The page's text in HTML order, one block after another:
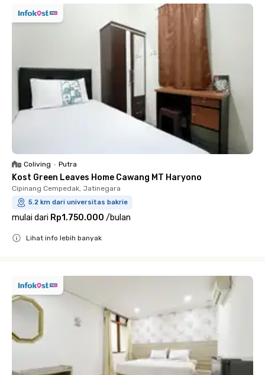
Coliving • Putra
Kost Green Leaves Home Cawang MT Haryono
Cipinang Cempedak, Jatinegara
5.2 km dari universitas bakrie
mulai dari Rp1.750.000 /bulan
Lihat info lebih banyak